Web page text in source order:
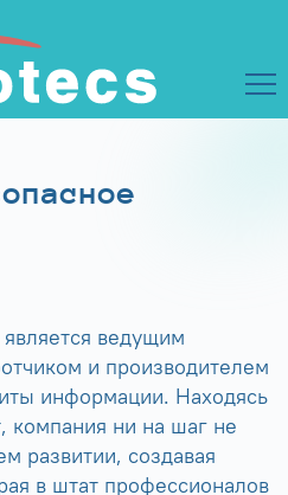
ведущим
и производителем
информации. Находясь
компания ни на шаг не
развитии, создавая
в штат профессионалов